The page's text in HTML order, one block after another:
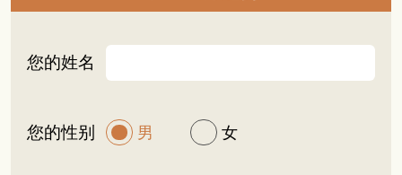
您的姓名
您的性别 男 女